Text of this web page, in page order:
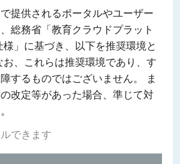
提供されるポータルやユーザー
総務省「教育クラウドプラット
」に基づき、以下を推奨環境と
お、これらは推奨環境であり、す
するものではございません。 ま
改定等があった場合、準じて対
できます